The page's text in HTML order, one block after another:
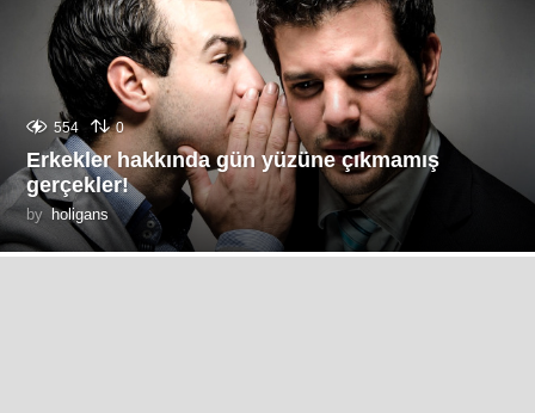
554 0
Erkekler hakkında gün yüzüne çıkmamış
gerçekler!
by holigans